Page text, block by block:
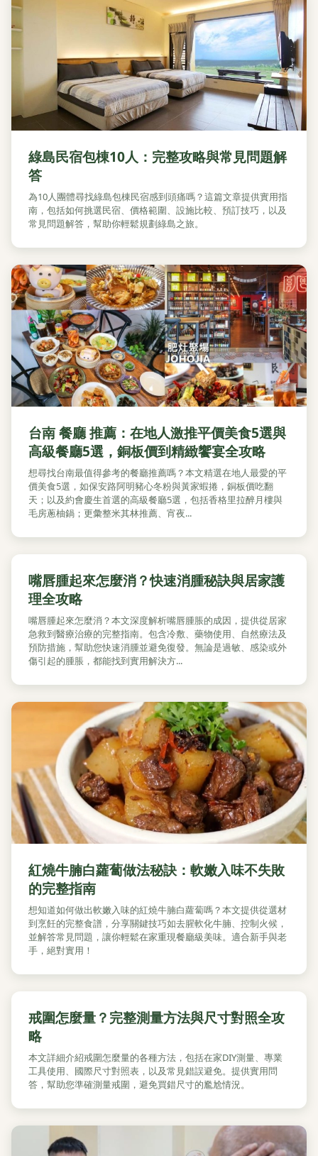
綠島民宿包棟10人：完整攻略與常見問題解
答
為10人團體尋找綠島包棟民宿感到頭痛嗎？這篇文章提供實用指
南，包括如何挑選民宿、價格範圍、設施比較、預訂技巧，以及
常見問題解答，幫助你輕鬆規劃綠島之旅。
台南 餐廳 推薦：在地人激推平價美食5選與
高級餐廳5選，銅板價到精緻饗宴全攻略
想尋找台南最值得參考的餐廳推薦嗎？本文精選在地人最愛的平
價美食5選，如保安路阿明豬心冬粉與黃家蝦捲，銅板價吃翻
天；以及約會慶生首選的高級餐廳5選，包括香格里拉醉月樓與
毛房蔥柚鍋；更彙整米其林推薦、宵夜...
嘴唇腫起來怎麼消？快速消腫秘訣與居家護
理全攻略
嘴唇腫起來怎麼消？本文深度解析嘴唇腫脹的成因，提供從居家
急救到醫療治療的完整指南。包含冷敷、藥物使用、自然療法及
預防措施，幫助您快速消腫並避免復發。無論是過敏、感染或外
傷引起的腫脹，都能找到實用解決方...
紅燒牛腩白蘿蔔做法秘訣：軟嫩入味不失敗
的完整指南
想知道如何做出軟嫩入味的紅燒牛腩白蘿蔔嗎？本文提供從選材
到烹飪的完整食譜，分享關鍵技巧如去腥軟化牛腩、控制火候，
並解答常見問題，讓你輕鬆在家重現餐廳級美味。適合新手與老
手，絕對實用！
戒圍怎麼量？完整測量方法與尺寸對照全攻
略
本文詳細介紹戒圍怎麼量的各種方法，包括在家DIY測量、專業
工具使用、國際尺寸對照表，以及常見錯誤避免。提供實用問
答，幫助您準確測量戒圍，避免買錯尺寸的尷尬情況。